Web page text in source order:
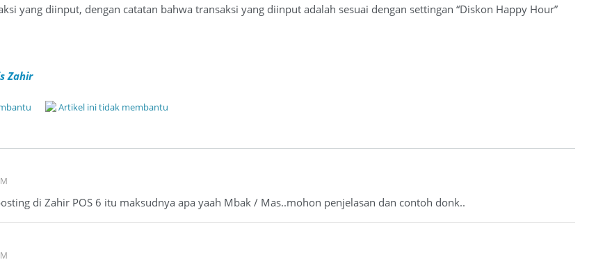
yang diinput, dengan catatan bahwa transaksi yang diinput adalah sesuai dengan settingan “Diskon Happy Hour”
Zahir
Artikel ini tidak membantu
di Zahir POS 6 itu maksudnya apa yaah Mbak / Mas..mohon penjelasan dan contoh donk..